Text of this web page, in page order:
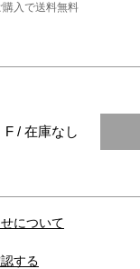
入で送料無料
F / 在庫なし
について
する